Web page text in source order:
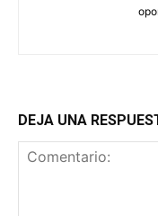
DEJA UNA